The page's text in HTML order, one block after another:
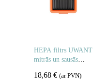
HEPA filtrs UWANT
mitrās un sausās
putekļsūcējiem
18,68 € (ar PVN)